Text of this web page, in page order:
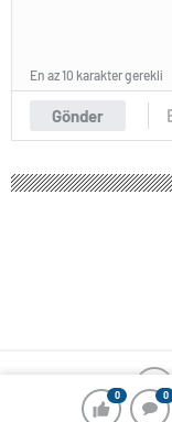
0 0
Gönder
En az 10 karakter gerekli